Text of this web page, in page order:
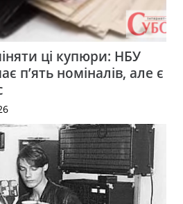
ці купюри: НБУ
п’ять номіналів, але є